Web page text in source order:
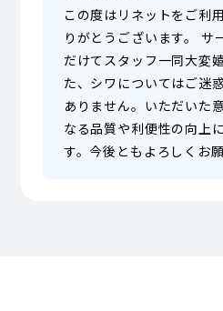
この度はリネットをご利
りがとうございます。 サ
だけてスタッフ一同大変
た、シワについてはご迷
ありません。いただいた
なる品質や利便性の向上
す。今後ともよろしくお